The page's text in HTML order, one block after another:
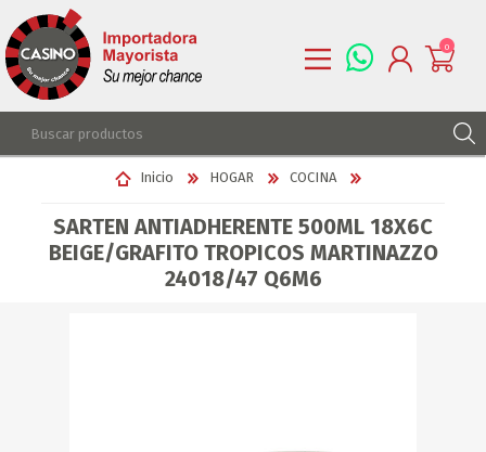
REGISTRARSE
LISTA DE DESEOS
0
Inicio HOGAR COCINA
SARTEN ANTIADHERENTE 500ML 18X6C
BEIGE/GRAFITO TROPICOS MARTINAZZO
24018/47 Q6M6